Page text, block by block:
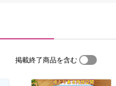
掲載終了商品を含む